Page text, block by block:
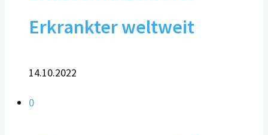
Erkrankter weltweit
14.10.2022
0